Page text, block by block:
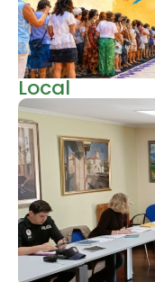
Local